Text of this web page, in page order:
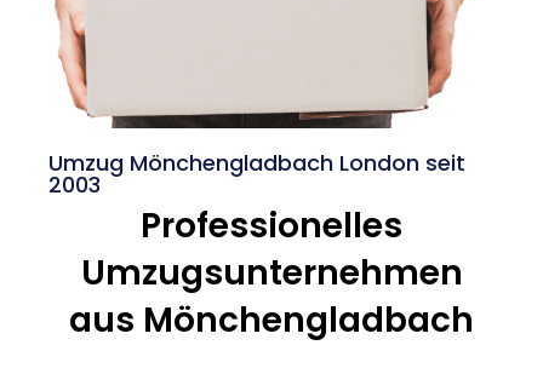
Umzug Mönchengladbach London seit
2003
Professionelles
Umzugsunternehmen
aus Mönchengladbach